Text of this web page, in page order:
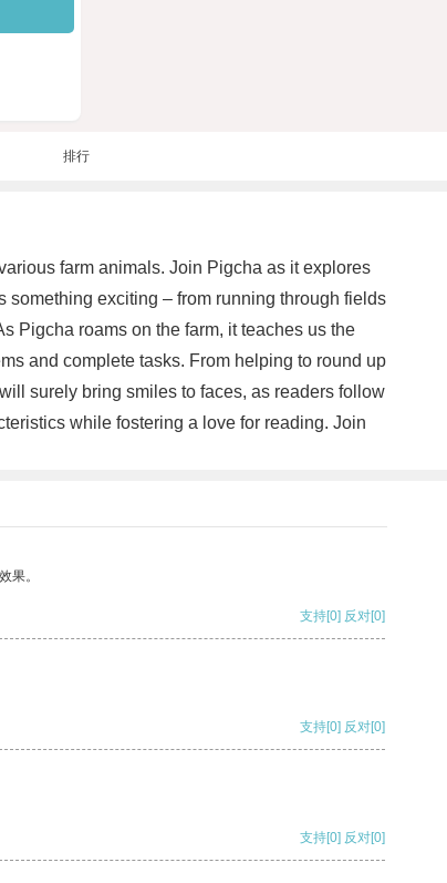
排行
farm animals. Join Pigcha as it explores
exciting – from running through fields
Pigcha roams on the farm, it teaches us the
and complete tasks. From helping to round up
surely bring smiles to faces, as readers follow
while fostering a love for reading. Join
果。
支持[0] 反对[0]
支持[0] 反对[0]
支持[0] 反对[0]